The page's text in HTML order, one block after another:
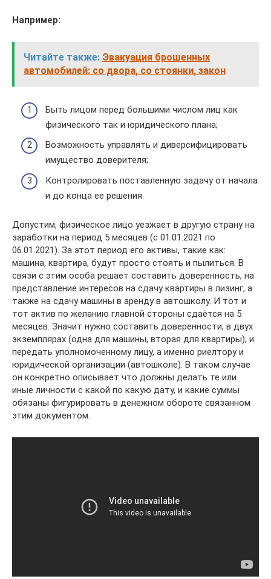
Например:
Читайте также: Эвакуация брошенных
автомобилей: со двора, со стоянки, закон
Быть лицом перед большими числом лиц как
физического так и юридического плана;
Возможность управлять и диверсифицировать
имущество доверителя;
Контролировать поставленную задачу от начала
и до конца ее решения.
Допустим, физическое лицо уезжает в другую страну на
заработки на период 5 месяцев (с 01.01.2021 по
06.01.2021). За этот период его активы, такие как:
машина, квартира, будут просто стоять и пылиться. В
связи с этим особа решает составить доверенность, на
представление интересов на сдачу квартиры в лизинг, а
также на сдачу машины в аренду в автошколу. И тот и
тот актив по желанию главной стороны сдаётся на 5
месяцев. Значит нужно составить доверенности, в двух
экземплярах (одна для машины, вторая для квартиры), и
передать уполномоченному лицу, а именно риелтору и
юридической организации (автошколе). В таком случае
он конкретно описывает что должны делать те или
иные личности с какой по какую дату, и какие суммы
обязаны фигурировать в денежном обороте связанном
этим документом.